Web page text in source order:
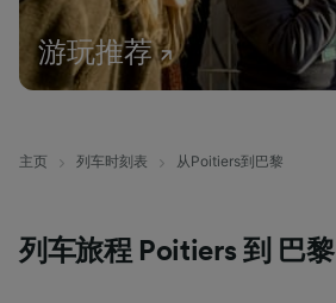
游玩推荐
主页 列车时刻表 从Poitiers到巴黎
列车旅程 Poitiers 到 巴黎